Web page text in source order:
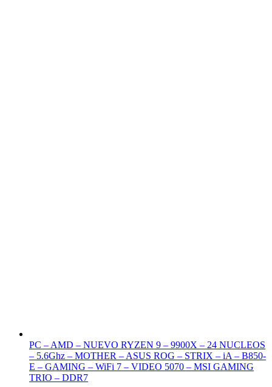
PC – AMD – NUEVO RYZEN 9 – 9900X – 24 NUCLEOS
– 5.6Ghz – MOTHER – ASUS ROG – STRIX – iA – B850-
E – GAMING – WiFi 7 – VIDEO 5070 – MSI GAMING
TRIO – DDR7